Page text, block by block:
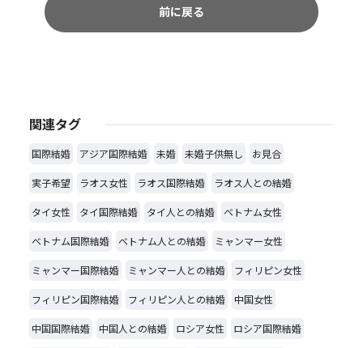
前に戻る
関連タグ
国際結婚 アジア国際結婚 未婚 未婚子供無し お見合
実子希望 ラオス女性 ラオス国際結婚 ラオス人との結婚
タイ女性 タイ国際結婚 タイ人との結婚 ベトナム女性
ベトナム国際結婚 ベトナム人との結婚 ミャンマー女性
ミャンマー国際結婚 ミャンマー人との結婚 フィリピン女性
フィリピン国際結婚 フィリピン人との結婚 中国女性
中国国際結婚 中国人との結婚 ロシア女性 ロシア国際結婚